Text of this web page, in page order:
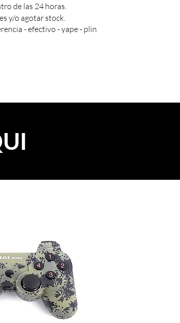
de las 24 horas.
y/o agotar stock.
- efectivo - yape - plin